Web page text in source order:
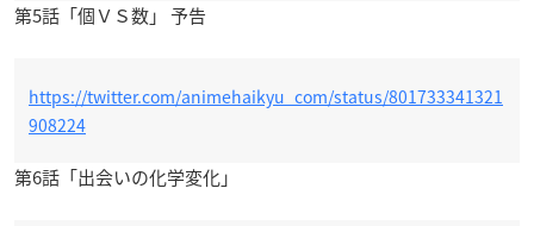
第5話「個ＶＳ数」 予告
https://twitter.com/animehaikyu_com/status/801733341321
908224
第6話「出会いの化学変化」